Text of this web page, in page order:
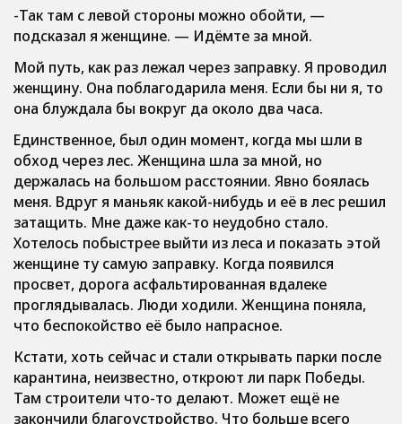
-Так там с левой стороны можно обойти, —
подсказал я женщине. — Идёмте за мной.
Мой путь, как раз лежал через заправку. Я проводил
женщину. Она поблагодарила меня. Если бы ни я, то
она блуждала бы вокруг да около два часа.
Единственное, был один момент, когда мы шли в
обход через лес. Женщина шла за мной, но
держалась на большом расстоянии. Явно боялась
меня. Вдруг я маньяк какой-нибудь и её в лес решил
затащить. Мне даже как-то неудобно стало.
Хотелось побыстрее выйти из леса и показать этой
женщине ту самую заправку. Когда появился
просвет, дорога асфальтированная вдалеке
проглядывалась. Люди ходили. Женщина поняла,
что беспокойство её было напрасное.
Кстати, хоть сейчас и стали открывать парки после
карантина, неизвестно, откроют ли парк Победы.
Там строители что-то делают. Может ещё не
закончили благоустройство. Что больше всего